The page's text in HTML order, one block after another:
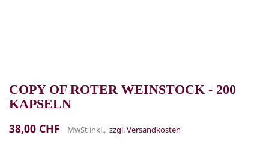
COPY OF ROTER WEINSTOCK - 200
KAPSELN
38,00 CHF MwSt inkl., zzgl. Versandkosten